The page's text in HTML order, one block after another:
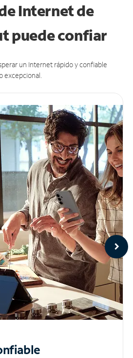
Internet de
puedeconfiar
un Internet rápido y confiable
excepcional.